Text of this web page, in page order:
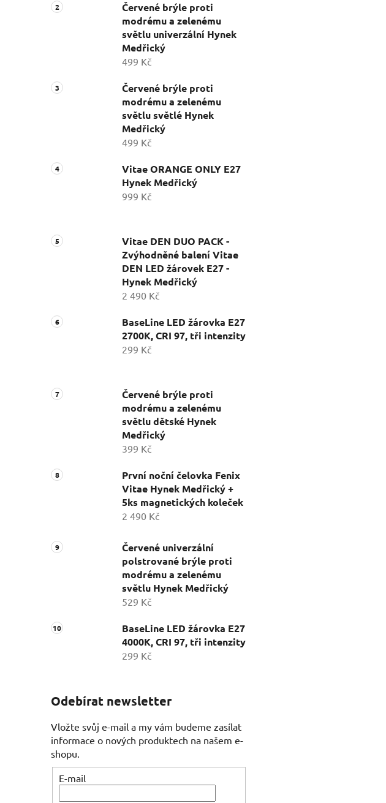
Červené brýle proti
modrému a zelenému
světlu univerzální Hynek
Medřický
499 Kč
Červené brýle proti
modrému a zelenému
světlu světlé Hynek
Medřický
499 Kč
Vitae ORANGE ONLY E27
Hynek Medřický
999 Kč
Vitae DEN DUO PACK -
Zvýhodněné balení Vitae
DEN LED žárovek E27 -
Hynek Medřický
2 490 Kč
BaseLine LED žárovka E27
2700K, CRI 97, tři intenzity
299 Kč
Červené brýle proti
modrému a zelenému
světlu dětské Hynek
Medřický
399 Kč
První noční čelovka Fenix
Vitae Hynek Medřický +
5ks magnetických koleček
2 490 Kč
Červené univerzální
polstrované brýle proti
modrému a zelenému
světlu Hynek Medřický
529 Kč
BaseLine LED žárovka E27
4000K, CRI 97, tři intenzity
299 Kč
Odebírat newsletter
Vložte svůj e-mail a my vám budeme zasílat
informace o nových produktech na našem e-
shopu.
E-mail